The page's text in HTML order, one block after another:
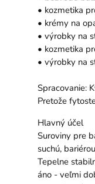
• kozmetika
• krémy na
• výrobky na
• kozmetika
• výrobky na
Spracovanie:
Pretože
Hlavný účel
Suroviny pre
suchú,
Tepelne
áno - veľmi